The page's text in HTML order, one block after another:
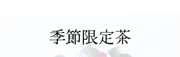
季節限定茶